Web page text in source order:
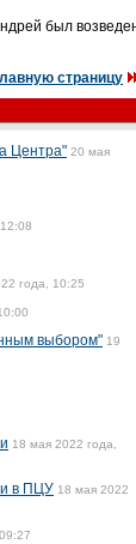
был
страницу
Центра" 20 мая
года, 10:25
выбором" 19
18 мая 2022 года,
в ПЦУ 18 мая 2022